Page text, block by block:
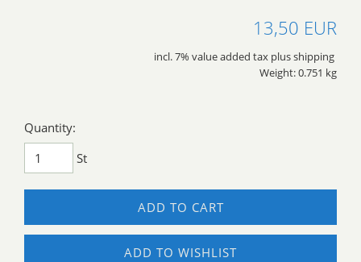
13,50 EUR
incl. 7% value added tax plus shipping
Weight: 0.751 kg
Quantity:
St
ADD TO CART
ADD TO WISHLIST